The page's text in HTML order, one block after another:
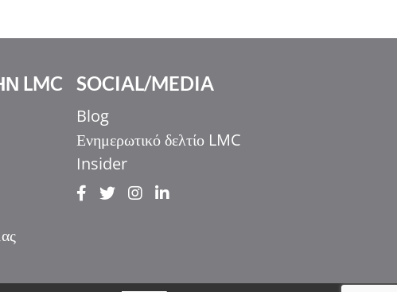
LMC SOCIAL/MEDIA
Blog
Ενημερωτικό δελτίο LMC
Insider